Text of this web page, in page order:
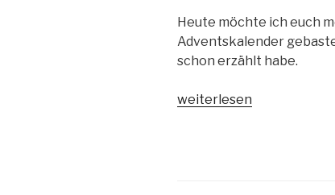
Heute möchte ich euch
Adventskalender
schon erzählt habe.
„Album
weiterlesen